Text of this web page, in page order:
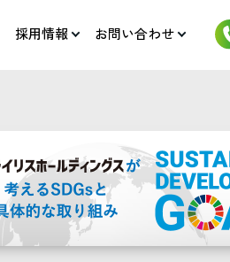
採用情報 お問い合わせ